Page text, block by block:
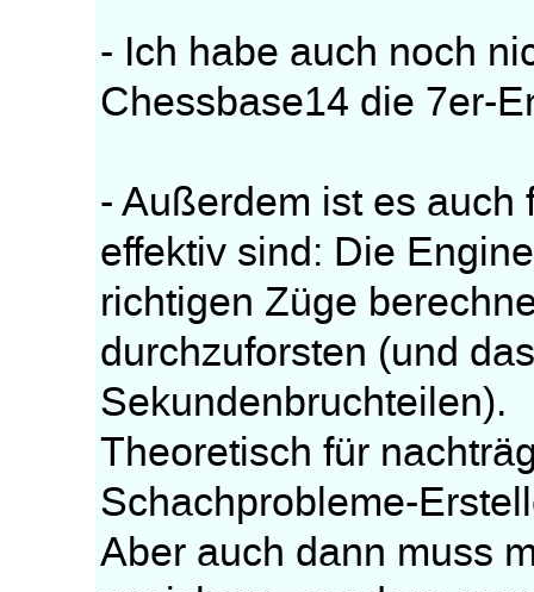
- Ich habe auch noch
Chessbase14 die 7er-
- Außerdem ist es
effektiv sind: Die
richtigen Züge
durchzuforsten (und
Sekundenbruchteilen).
Theoretisch für
Schachprobleme-
Aber auch dann muss